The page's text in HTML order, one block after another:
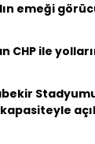
emeği
CHP ile